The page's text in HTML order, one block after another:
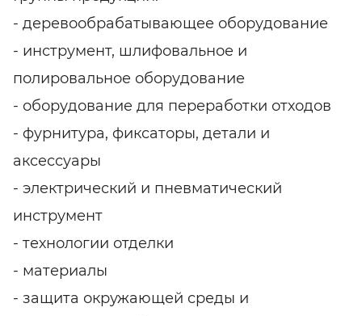
- деревообрабатывающее оборудование
- инструмент, шлифовальное и
полировальное оборудование
- оборудование для переработки отходов
- фурнитура, фиксаторы, детали и
аксессуары
- электрический и пневматический
инструмент
- технологии отделки
- материалы
- защита окружающей среды и